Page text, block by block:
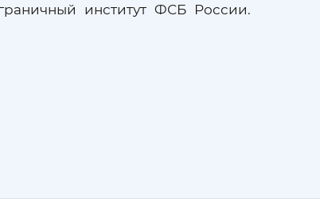
институт ФСБ России.